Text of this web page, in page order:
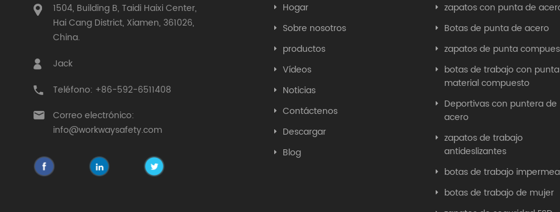
1504, Building B, Taidi Haixi Center,
Hai Cang District, Xiamen, 361026,
China.
Jack
Teléfono: +86-592-6511408
Correo electrónico:
info@workwaysafety.com
Hogar
Sobre nosotros
productos
Vídeos
Noticias
Contáctenos
Descargar
Blog
zapatos con punta de
Botas de punta de acero
zapatos de punta
botas de trabajo con
material compuesto
Deportivas con puntera de
acero
zapatos de trabajo
antideslizantes
botas de trabajo
botas de trabajo de mujer